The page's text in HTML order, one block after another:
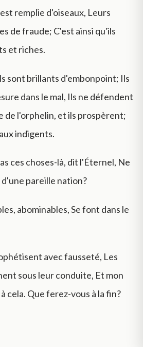
remplie d'oiseaux, Leurs
de fraude; C'est ainsi qu'ils
et riches.
sont brillants d'embonpoint; Ils
dans le mal, Ils ne défendent
de l'orphelin, et ils prospèrent;
indigents.
ces choses-là, dit l'Éternel, Ne
pareille nation?
abominables, Se font dans le
avec fausseté, Les
sous leur conduite, Et mon
cela. Que ferez-vous à la fin?